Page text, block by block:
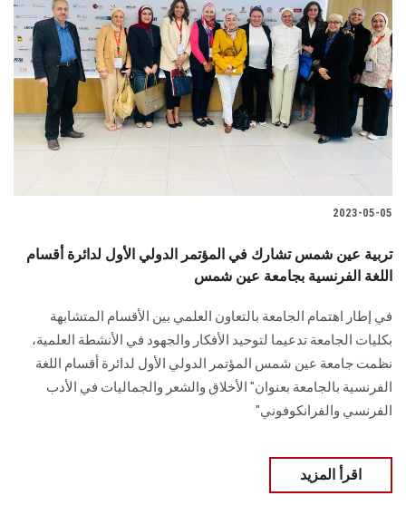
2023-05-05
تربية عين شمس تشارك في المؤتمر الدولي الأول لدائرة أقسام
اللغة الفرنسية بجامعة عين شمس
في إطار اهتمام الجامعة بالتعاون العلمي بين الأقسام المتشابهة
بكليات الجامعة تدعيما لتوحيد الأفكار والجهود في الأنشطة العلمية،
نظمت جامعة عين شمس المؤتمر الدولي الأول لدائرة أقسام اللغة
الفرنسية بالجامعة بعنوان" الأخلاق والشعر والجماليات في الأدب
الفرنسي والفرانكوفوني"
اقرأ المزيد